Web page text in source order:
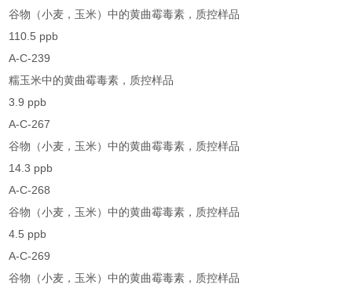
谷物（小麦，玉米）中的黄曲霉毒素，质控样品
110.5 ppb
A-C-239
糯玉米中的黄曲霉毒素，质控样品
3.9 ppb
A-C-267
谷物（小麦，玉米）中的黄曲霉毒素，质控样品
14.3 ppb
A-C-268
谷物（小麦，玉米）中的黄曲霉毒素，质控样品
4.5 ppb
A-C-269
谷物（小麦，玉米）中的黄曲霉毒素，质控样品